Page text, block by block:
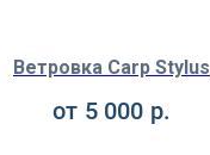
Ветровка Carp Stylus
от 5 000 р.